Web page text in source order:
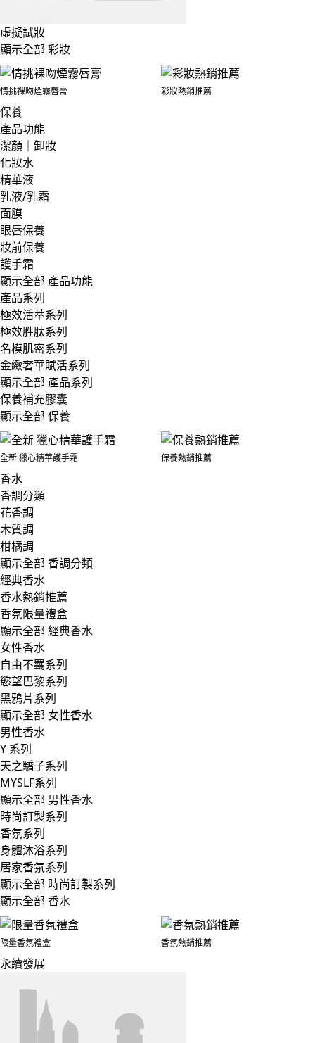
虛擬試妝
顯示全部 彩妝
情挑裸吻煙霧唇膏 彩妝熱銷推薦
保養
產品功能
潔顏｜卸妝
化妝水
精華液
乳液/乳霜
面膜
眼唇保養
妝前保養
護手霜
顯示全部 產品功能
產品系列
極效活萃系列
極效胜肽系列
名模肌密系列
金緻奢華賦活系列
顯示全部 產品系列
保養補充膠囊
顯示全部 保養
全新 獵心精華護手霜 保養熱銷推薦
香水
香調分類
花香調
木質調
柑橘調
顯示全部 香調分類
經典香水
香水熱銷推薦
香氛限量禮盒
顯示全部 經典香水
女性香水
自由不羈系列
慾望巴黎系列
黑鴉片系列
顯示全部 女性香水
男性香水
Y 系列
天之驕子系列
MYSLF系列
顯示全部 男性香水
時尚訂製系列
香氛系列
身體沐浴系列
居家香氛系列
顯示全部 時尚訂製系列
顯示全部 香水
限量香氛禮盒 香氛熱銷推薦
永續發展